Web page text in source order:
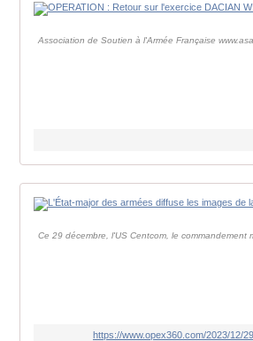
Association de Soutien à l'Armée Française
Ce 29 décembre, l'US Centcom, le commandement
https://www.opex360.com/2023/12/